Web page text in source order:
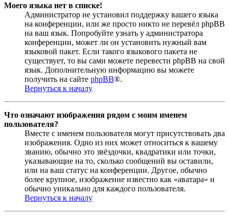
Моего языка нет в списке!
Администратор не установил поддержку вашего языка
на конференции, или же просто никто не перевёл phpBB
на ваш язык. Попробуйте узнать у администратора
конференции, может ли он установить нужный вам
языковой пакет. Если такого языкового пакета не
существует, то вы сами можете перевести phpBB на свой
язык. Дополнительную информацию вы можете
получить на сайте phpBB®.
Вернуться к началу
Что означают изображения рядом с моим именем
пользователя?
Вместе с именем пользователя могут присутствовать два
изображения. Одно из них может относиться к вашему
званию, обычно это звёздочки, квадратики или точки,
указывающие на то, сколько сообщений вы оставили,
или на ваш статус на конференции. Другое, обычно
более крупное, изображение известно как «аватара» и
обычно уникально для каждого пользователя.
Вернуться к началу